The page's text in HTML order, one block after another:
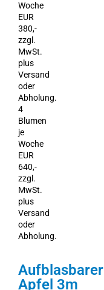
Woche
EUR
380,-
zzgl.
MwSt.
plus
Versand
oder
Abholung.
4
Blumen
je
Woche
EUR
640,-
zzgl.
MwSt.
plus
Versand
oder
Abholung.
Aufblasbarer
Apfel 3m